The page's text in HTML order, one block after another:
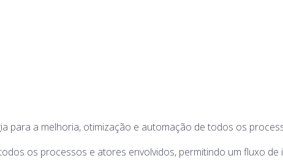
para a melhoria, otimização e automação de todos os
os processos e atores envolvidos, permitindo um fluxo de